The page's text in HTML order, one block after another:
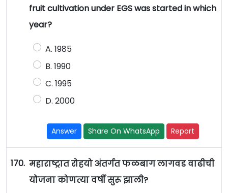
fruit cultivation under EGS was started in which
year?
A. 1985
B. 1990
C. 1995
D. 2000
Answer Share On WhatsApp Report
170. महाराष्ट्रात रोहयो अंतर्गत फळबाग लागवड वाढीची
योजना कोणत्या वर्षी सुरू झाली?